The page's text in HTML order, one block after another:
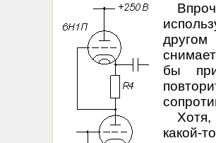
бы
какой-